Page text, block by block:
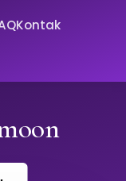
Kontak